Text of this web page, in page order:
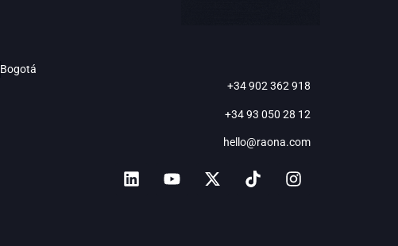
Bogotá
+34 902 362 918
+34 93 050 28 12
hello@raona.com